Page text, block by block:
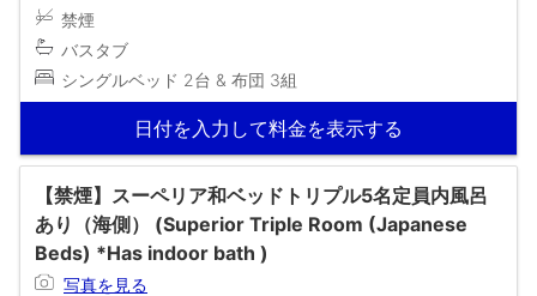
禁煙
バスタブ
シングルベッド 2台 & 布団 3組
日付を入力して料金を表示する
【禁煙】スーペリア和ベッドトリプル5名定員内風呂
あり（海側） (Superior Triple Room (Japanese
Beds) *Has indoor bath )
写真を見る